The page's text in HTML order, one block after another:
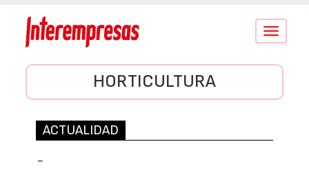
Conmutar
HORTICULTURA
ACTUALIDAD
-